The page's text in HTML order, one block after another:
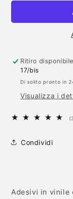
Ritiro
17/bis
Di solito pronto in
Visualizza i
Condividi
Adesivi in vinile